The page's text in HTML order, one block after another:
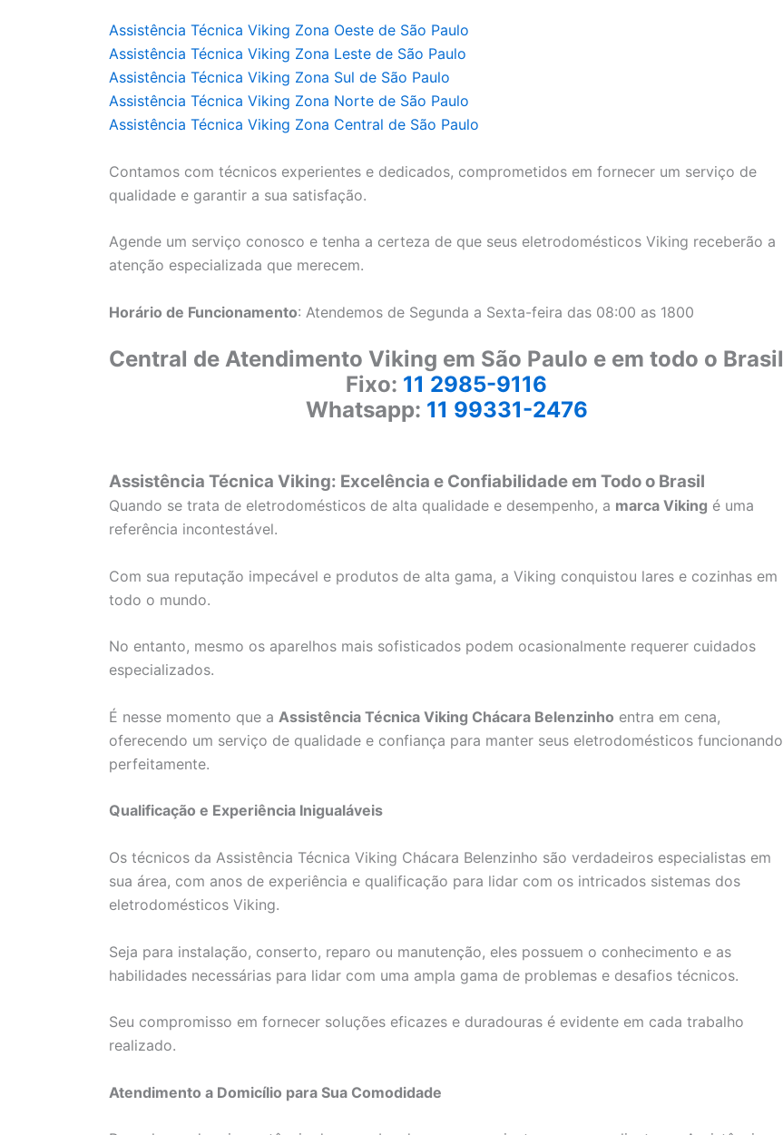
Assistência Técnica Viking Zona Oeste de São Paulo
Assistência Técnica Viking Zona Leste de São Paulo
Assistência Técnica Viking Zona Sul de São Paulo
Assistência Técnica Viking Zona Norte de São Paulo
Assistência Técnica Viking Zona Central de São Paulo
Contamos com técnicos experientes e dedicados, comprometidos em fornecer um serviço de
qualidade e garantir a sua satisfação.
Agende um serviço conosco e tenha a certeza de que seus eletrodomésticos Viking receberão a
atenção especializada que merecem.
Horário de Funcionamento: Atendemos de Segunda a Sexta-feira das 08:00 as 1800
Central de Atendimento Viking em São Paulo e em todo o Brasil
Fixo: 11 2985-9116
Whatsapp: 11 99331-2476
Assistência Técnica Viking: Excelência e Confiabilidade em Todo o Brasil
Quando se trata de eletrodomésticos de alta qualidade e desempenho, a marca Viking é uma
referência incontestável.
Com sua reputação impecável e produtos de alta gama, a Viking conquistou lares e cozinhas em
todo o mundo.
No entanto, mesmo os aparelhos mais sofisticados podem ocasionalmente requerer cuidados
especializados.
É nesse momento que a Assistência Técnica Viking Chácara Belenzinho entra em cena,
oferecendo um serviço de qualidade e confiança para manter seus eletrodomésticos funcionando
perfeitamente.
Qualificação e Experiência Inigualáveis
Os técnicos da Assistência Técnica Viking Chácara Belenzinho são verdadeiros especialistas em
sua área, com anos de experiência e qualificação para lidar com os intricados sistemas dos
eletrodomésticos Viking.
Seja para instalação, conserto, reparo ou manutenção, eles possuem o conhecimento e as
habilidades necessárias para lidar com uma ampla gama de problemas e desafios técnicos.
Seu compromisso em fornecer soluções eficazes e duradouras é evidente em cada trabalho
realizado.
Atendimento a Domicílio para Sua Comodidade